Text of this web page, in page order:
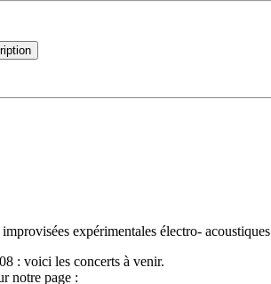
expérimentales électro- acoustiques
: voici les concerts à venir.
notre page :